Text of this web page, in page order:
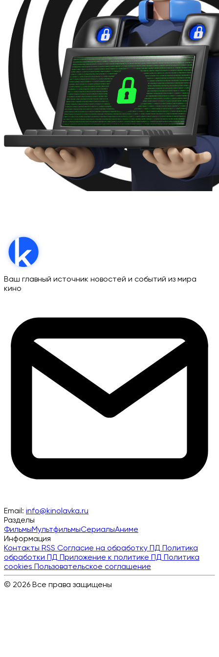
Ваш главный источник новостей и событий из мира
кино
Email: info@kinolavka.ru
Разделы
ФильмыМультфильмыСериалыАниме
Информация
Контакты RSS Согласие на обработку ПД Политика
обработки ПД Приложение к политике ПД Политика
cookies Пользовательское соглашение
© 2026 Все права защищены